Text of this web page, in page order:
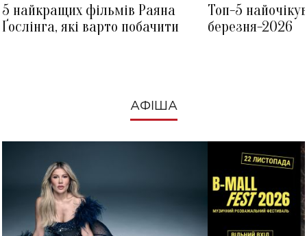
5 найкращих фільмів Раяна
Ґослінга, які варто побачити
Топ-5
березня-2026
АФІША